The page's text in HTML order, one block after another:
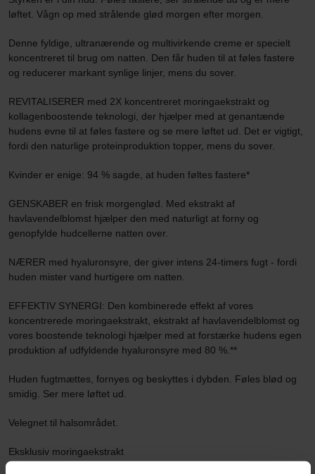
løftet. Vågn op med strålende glød morgen efter morgen.
Denne fyldige, ultranærende og multivirkende creme er specielt
koncentreret til brug om natten. Den får huden til at føles fastere
og reducerer markant synlige linjer, mens du sover.
REVITALISERER med 2X koncentreret moringaekstrakt og
kollagenboostende teknologi, der hjælper med at genantænde
hudens evne til at føles fastere og se mere løftet ud. Det er vigtigt,
fordi den naturlige proteinproduktion topper, mens du sover.
Kvinder er enige: 94 % sagde, at huden føltes fastere*
GENSKABER en frisk morgenglød. Med ekstrakt af
havlavendelblomst hjælper den med naturligt at forny og
genopfylde hudcellerne natten over.
NÆRER med hyaluronsyre, der giver intens 24-timers fugt - fordi
huden mister vand hurtigere om natten.
EFFEKTIV SYNERGI: Den kombinerede effekt af vores
koncentrerede moringaekstrakt, ekstrakt af havlavendelblomst og
vores boostende teknologi hjælper med at forstærke hudens egen
produktion af udfyldende hyaluronsyre med 80 %.**
Huden fugtmættes, fornyes og beskyttes i dybden. Føles blød og
smidig. Ser mere løftet ud.
Velegnet til halsområdet.
Eksklusiv moringaekstrakt